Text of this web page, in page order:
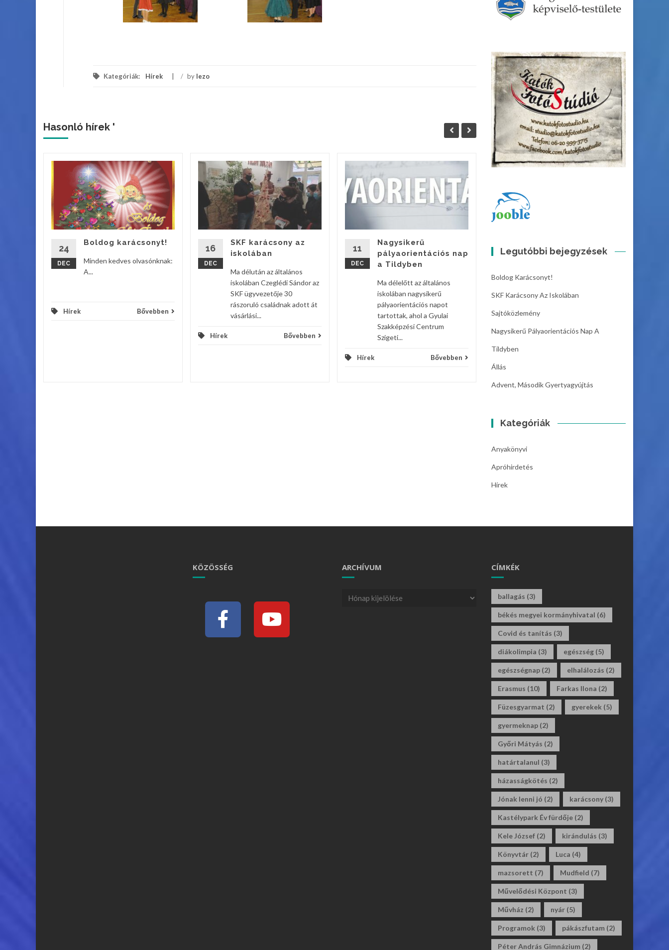
Kategóriák: Hírek / by lezo
Hasonló hírek '
24
DEC
Boldog karácsonyt!
Minden kedves olvasónknak:
A...
Hírek Bővebben
16
DEC
SKF karácsony az
iskolában
Ma délután az általános
iskolában Czeglédi Sándor az
SKF ügyvezetője 30
rászoruló családnak adott át
vásárlási...
Hírek Bővebben
11
DEC
Nagysikerű
pályaorientációs nap
a Tildyben
Ma délelőtt az általános
iskolában nagysikerű
pályaorientációs napot
tartottak, ahol a Gyulai
Szakképzési Centrum
Szigeti...
Hírek Bővebben
DEC
Önkormányzat
Intézményműködtető
gazdaságvezetői munkakör...
Legutóbbi bejegyzések
Boldog Karácsonyt!
SKF Karácsony Az Iskolában
Sajtóközlemény
Nagysikerű Pályaorientációs Nap A
Tildyben
Állás
Advent, Második Gyertyagyújtás
Kategóriák
Anyakönyvi
Apróhirdetés
Hírek
KÖZÖSSÉG ARCHÍVUM CÍMKÉK
ballagás (3)
békés megyei kormányhivatal (6)
Covid és tanítás (3)
diákolimpia (3) egészség (5)
egészségnap (2) elhalálozás (2)
Erasmus (10) Farkas Ilona (2)
Füzesgyarmat (2) gyerekek (5)
gyermeknap (2)
Győri Mátyás (2)
határtalanul (3)
házasságkötés (2)
Jónak lenni jó (2) karácsony (3)
Kastélypark Év fürdője (2)
Kele József (2) kirándulás (3)
Könyvtár (2) Luca (4)
mazsorett (7) Mudfield (7)
Művelődési Központ (3)
Művház (2) nyár (5)
Programok (3) pákászfutam (2)
Péter András Gimnázium (2)